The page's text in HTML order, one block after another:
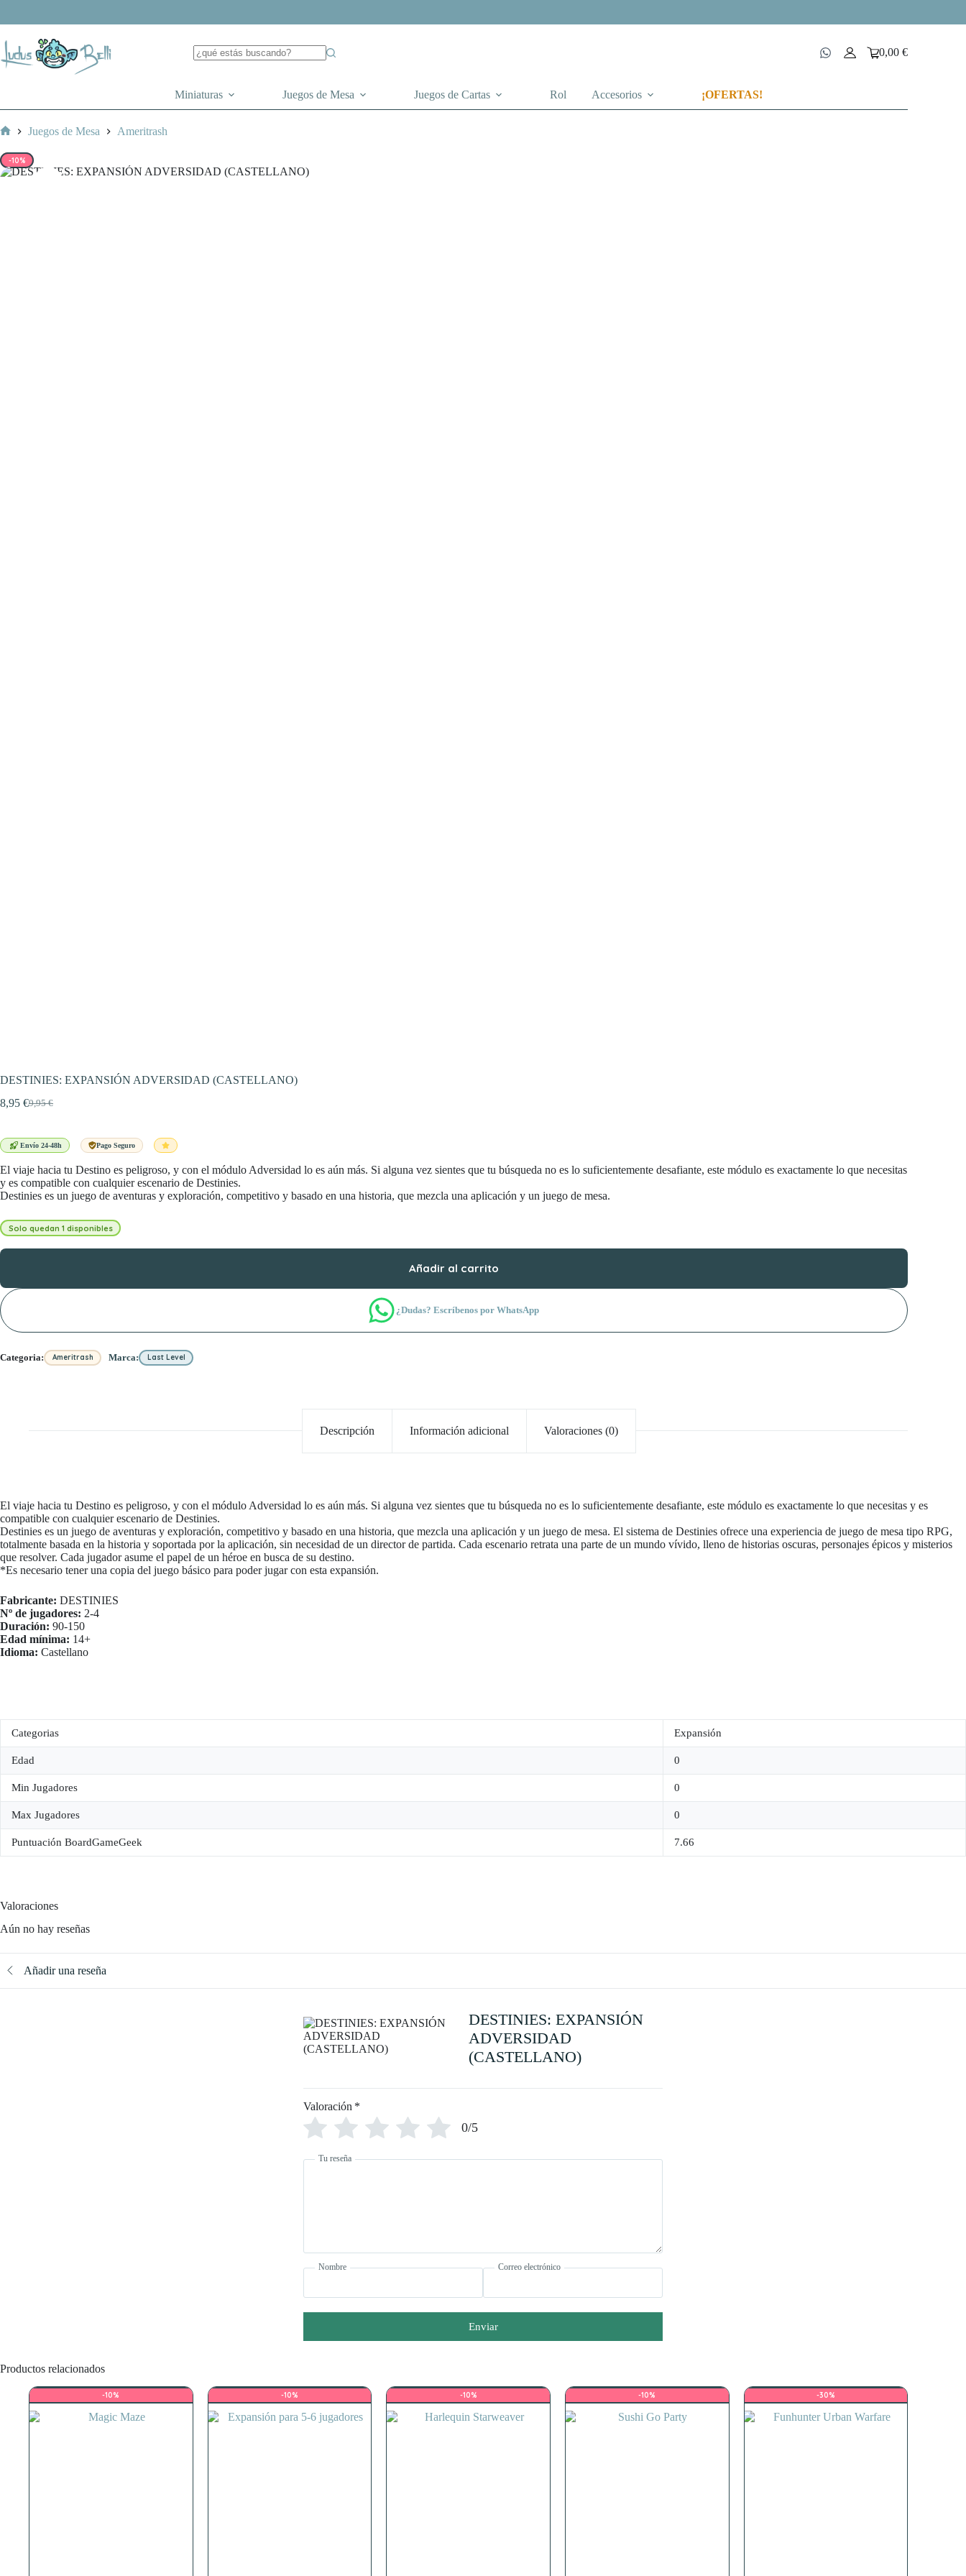
Carro
0,00€
Miniaturas Juegos de Mesa Juegos de Cartas Rol Accesorios ¡OFERTAS!
Juegos de Mesa Ameritrash
-10%
DESTINIES: EXPANSIÓN ADVERSIDAD (CASTELLANO)
9,95€
El
era:
8,95 €El
es:
Envío 24-48h Pago Seguro
El viaje hacia tu Destino es peligroso, y con el módulo Adversidad lo es aún más. Si alguna vez sientes que tu búsqueda no es lo suficientemente desafiante, este módulo es exactamente lo que necesitas
y es compatible con cualquier escenario de Destinies.
Destinies es un juego de aventuras y exploración, competitivo y basado en una historia, que mezcla una aplicación y un juego de mesa.
Solo quedan 1 disponibles
Añadir al carrito
¿Dudas? Escríbenos por WhatsApp
Categoria: Ameritrash Marca: Last Level
Descripción Información adicional Valoraciones (0)
El viaje hacia tu Destino es peligroso, y con el módulo Adversidad lo es aún más. Si alguna vez sientes que tu búsqueda no es lo suficientemente desafiante, este módulo es exactamente lo que necesitas y es
compatible con cualquier escenario de Destinies.
Destinies es un juego de aventuras y exploración, competitivo y basado en una historia, que mezcla una aplicación y un juego de mesa. El sistema de Destinies ofrece una experiencia de juego de mesa tipo RPG,
totalmente basada en la historia y soportada por la aplicación, sin necesidad de un director de partida. Cada escenario retrata una parte de un mundo vívido, lleno de historias oscuras, personajes épicos y misterios
que resolver. Cada jugador asume el papel de un héroe en busca de su destino.
*Es necesario tener una copia del juego básico para poder jugar con esta expansión.
Fabricante: DESTINIES
Nº de jugadores: 2-4
Duración: 90-150
Edad mínima: 14+
Idioma: Castellano
Categorias Expansión
Edad 0
Min Jugadores 0
Max Jugadores 0
Puntuación BoardGameGeek 7.66
Valoraciones
Aún no hay reseñas
Añadir una reseña
DESTINIES: EXPANSIÓN
ADVERSIDAD
(CASTELLANO)
Valoración *
0/5
Tu reseña
Nombre Correo electrónico
Enviar
Productos relacionados
-10% -10% -10% -10% -30%